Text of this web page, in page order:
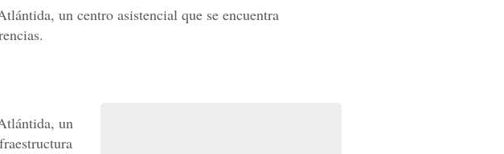
un centro asistencial que se encuentra
un